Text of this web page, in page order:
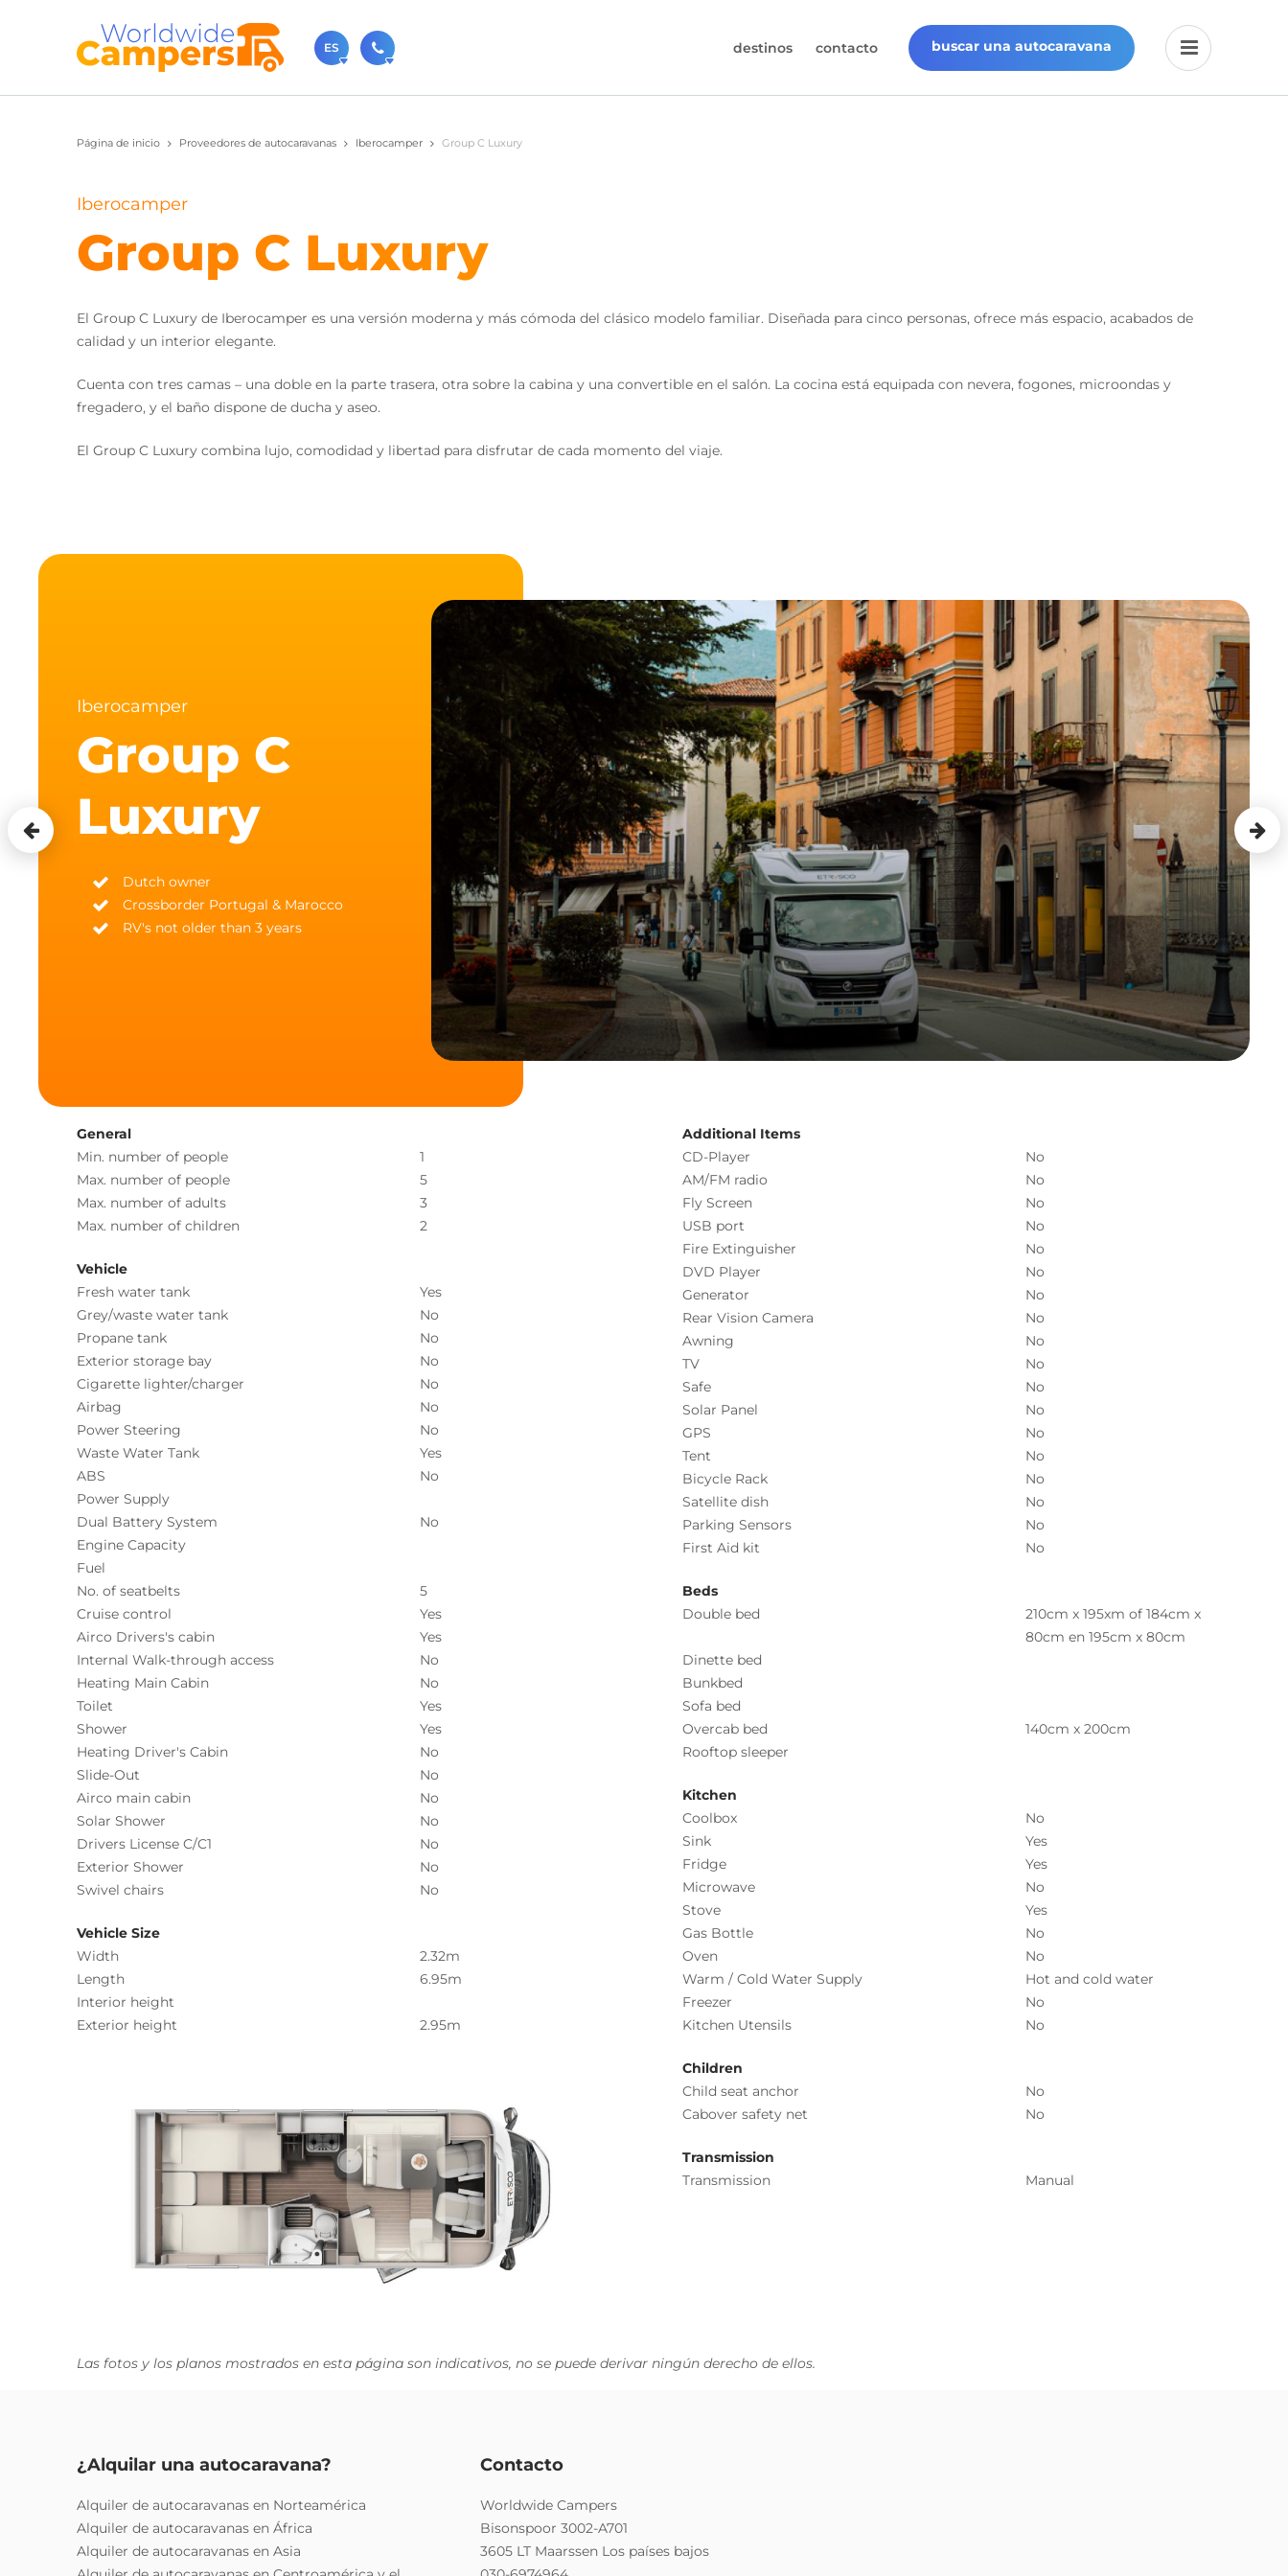
ES
+31 030-6974964
destinos contacto buscar una autocaravana
Página de inicio Proveedores de autocaravanas Iberocamper Group C Luxury
Iberocamper
Group C Luxury
El Group C Luxury de Iberocamper es una versión moderna y más cómoda del clásico modelo familiar. Diseñada para cinco personas, ofrece más espacio, acabados de
calidad y un interior elegante.
Cuenta con tres camas – una doble en la parte trasera, otra sobre la cabina y una convertible en el salón. La cocina está equipada con nevera, fogones, microondas y
fregadero, y el baño dispone de ducha y aseo.
El Group C Luxury combina lujo, comodidad y libertad para disfrutar de cada momento del viaje.
Iberocamper
Group C
Luxury
Dutch owner
Crossborder Portugal & Marocco
RV's not older than 3 years
General
Min. number of people
1
Max. number of people
5
Max. number of adults
3
Max. number of children
2
Vehicle
Fresh water tank
Yes
Grey/waste water tank
No
Propane tank
No
Exterior storage bay
No
Cigarette lighter/charger
No
Airbag
No
Power Steering
No
Waste Water Tank
Yes
ABS
No
Power Supply
Dual Battery System
No
Engine Capacity
Fuel
No. of seatbelts
5
Cruise control
Yes
Airco Drivers's cabin
Yes
Internal Walk-through access
No
Heating Main Cabin
No
Toilet
Yes
Shower
Yes
Heating Driver's Cabin
No
Slide-Out
No
Airco main cabin
No
Solar Shower
No
Drivers License C/C1
No
Exterior Shower
No
Swivel chairs
No
Vehicle Size
Width
2.32m
Length
6.95m
Interior height
Exterior height
2.95m
Additional Items
CD-Player
No
AM/FM radio
No
Fly Screen
No
USB port
No
Fire Extinguisher
No
DVD Player
No
Generator
No
Rear Vision Camera
No
Awning
No
TV
No
Safe
No
Solar Panel
No
GPS
No
Tent
No
Bicycle Rack
No
Satellite dish
No
Parking Sensors
No
First Aid kit
No
Beds
Double bed
210cm x 195xm of 184cm x
80cm en 195cm x 80cm
Dinette bed
Bunkbed
Sofa bed
Overcab bed
140cm x 200cm
Rooftop sleeper
Kitchen
Coolbox
No
Sink
Yes
Fridge
Yes
Microwave
No
Stove
Yes
Gas Bottle
No
Oven
No
Warm / Cold Water Supply
Hot and cold water
Freezer
No
Kitchen Utensils
No
Children
Child seat anchor
No
Cabover safety net
No
Transmission
Transmission
Manual
Las fotos y los planos mostrados en esta página son indicativos, no se puede derivar ningún derecho de ellos.
¿Alquilar una autocaravana?
Alquiler de autocaravanas en Norteamérica
Alquiler de autocaravanas en África
Alquiler de autocaravanas en Asia
Contacto
Worldwide Campers
Bisonspoor 3002-A701
3605 LT Maarssen Los países bajos